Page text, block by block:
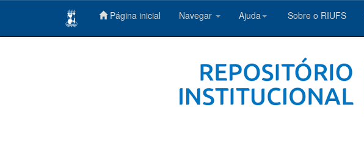
Página inicial Navegar Ajuda Sobre o RIUFS